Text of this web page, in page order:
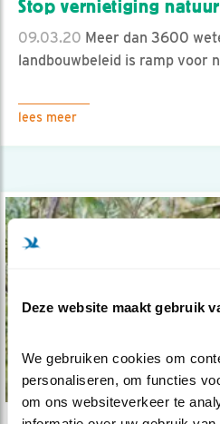
Deze website maakt gebruik
We gebruiken cookies om
personaliseren, om functies
om ons websiteverkeer te
Stop vernietiging
09.03.20 Meer dan 3600
landbouwbeleid is ramp voor
lees meer